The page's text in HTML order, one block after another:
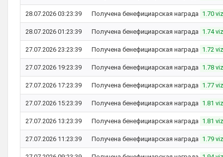
28.07.2026 03:23:39 Получена бенефициарская награда 1.70 viz
28.07.2026 01:23:39 Получена бенефициарская награда 1.74 viz
27.07.2026 23:23:39 Получена бенефициарская награда 1.72 viz
27.07.2026 19:23:39 Получена бенефициарская награда 1.78 viz
27.07.2026 17:23:39 Получена бенефициарская награда 1.77 viz
27.07.2026 15:23:39 Получена бенефициарская награда 1.81 viz
27.07.2026 13:23:39 Получена бенефициарская награда 1.81 viz
27.07.2026 11:23:39 Получена бенефициарская награда 1.79 viz